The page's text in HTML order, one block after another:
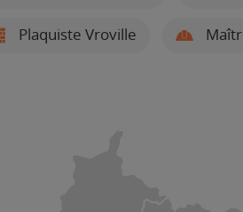
Plaquiste Vroville